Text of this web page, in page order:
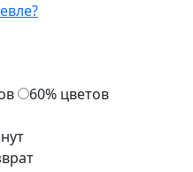
60% цветов